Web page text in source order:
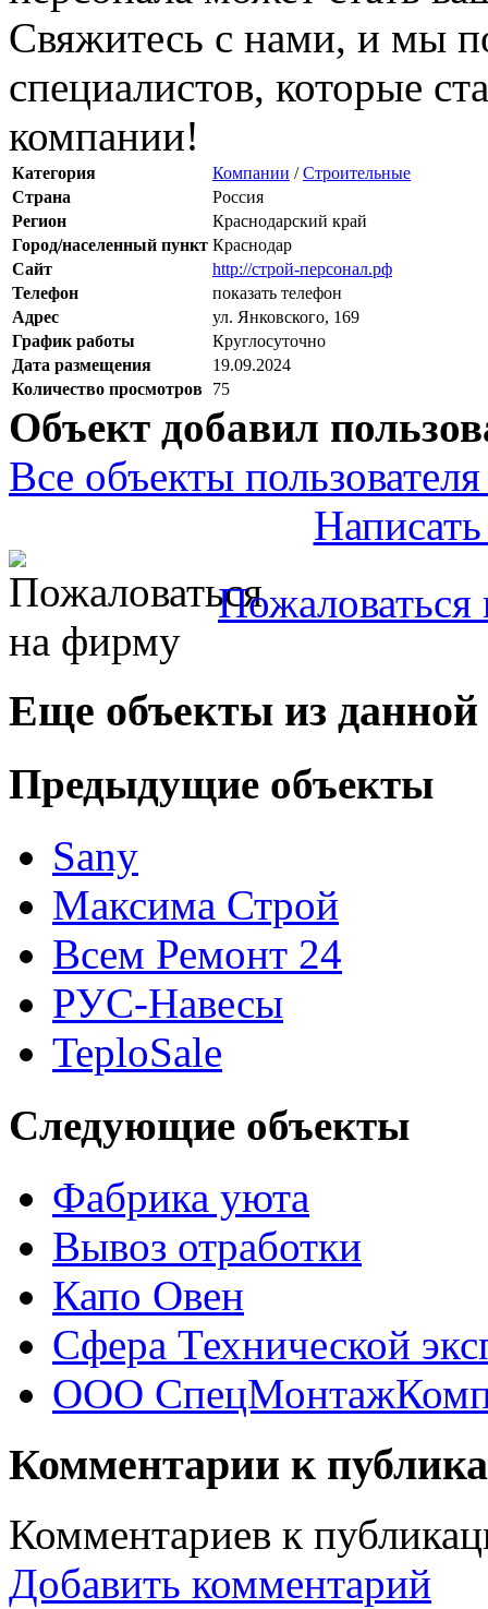
Свяжитесь с нами, и мы
специалистов, которые
компании!
Категория Компании /Строительные
Страна
Россия
Регион
Краснодарский край
Город/населенный пункт Краснодар
Сайт
http://строй-персонал.рф
Телефон
показать телефон
Адрес
ул. Янковского, 169
График работы
Круглосуточно
Дата размещения
19.09.2024
Количество просмотров 75
Объект добавил
Все объекты
Еще объекты из данной
Предыдущие объекты
Sany
Максима Строй
Всем Ремонт 24
РУС-Навесы
TeploSale
Следующие объекты
Фабрика уюта
Вывоз отработки
Капо Овен
Сфера Технической
ООО
Комментарии к
Комментариев к
Добавить комментарий